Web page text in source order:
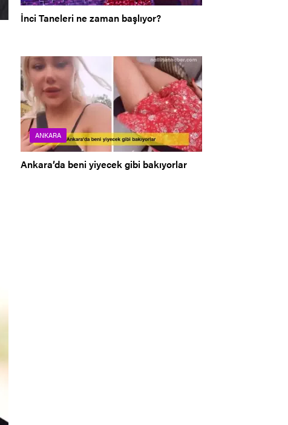
İnci Taneleri ne zaman başlıyor?
ANKARA
Ankara’da beni yiyecek gibi bakıyorlar